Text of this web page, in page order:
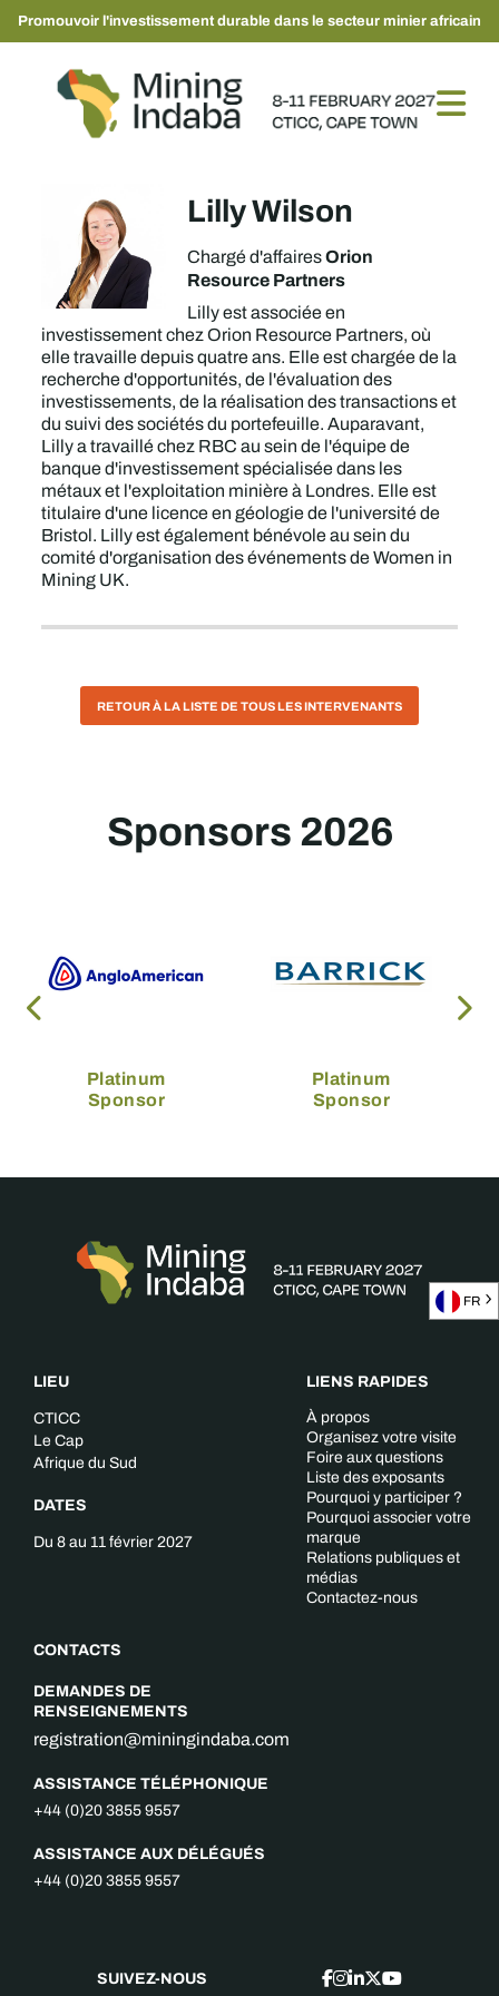
Promouvoir l'investissement durable dans le secteur minier africain
Lilly Wilson
Chargé d'affairesOrion
Resource Partners
Lilly est associée en
investissement chez Orion Resource Partners, où
elle travaille depuis quatre ans. Elle est chargée de la
recherche d'opportunités, de l'évaluation des
investissements, de la réalisation des transactions et
du suivi des sociétés du portefeuille. Auparavant,
Lilly a travaillé chez RBC au sein de l'équipe de
banque d'investissement spécialisée dans les
métaux et l'exploitation minière à Londres. Elle est
titulaire d'une licence en géologie de l'université de
Bristol. Lilly est également bénévole au sein du
comité d'organisation des événements de Women in
Mining UK.
RETOUR À LA LISTE DE TOUS LES INTERVENANTS
Sponsors 2026
Platinum
Sponsor
Platinum
Sponsor
LIEU
CTICC
Le Cap
Afrique du Sud
DATES
Du 8 au 11 février 2027
CONTACTS
DEMANDES DE
RENSEIGNEMENTS
registration@miningindaba.com
ASSISTANCE TÉLÉPHONIQUE
+44 (0)20 3855 9557
ASSISTANCE AUX DÉLÉGUÉS
+44 (0)20 3855 9557
LIENS RAPIDES
À propos
Organisez votre visite
Foire aux questions
Liste des exposants
Pourquoi y participer ?
Pourquoi associer votre
marque
Relations publiques et
médias
Contactez-nous
SUIVEZ-NOUS
FR